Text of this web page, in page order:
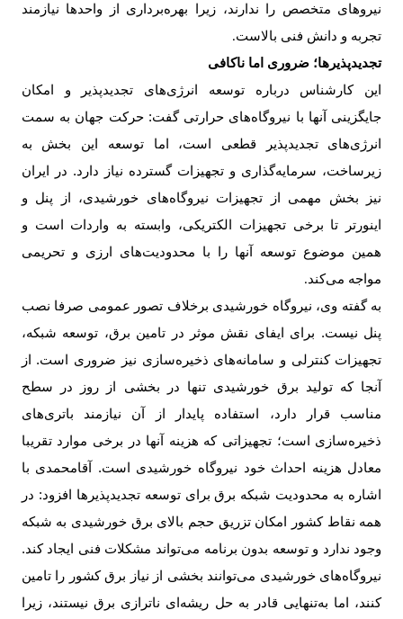
نیروهای متخصص را ندارند، زیرا بهره‌برداری از واحدها نیازمند
تجربه و دانش فنی بالاست.
تجدیدپذیرها؛ ضروری اما ناکافی
این کارشناس درباره توسعه انرژی‌های تجدیدپذیر و امکان
جایگزینی آنها با نیروگاه‌های حرارتی گفت: حرکت جهان به سمت
انرژی‌های تجدیدپذیر قطعی است، اما توسعه این بخش به
زیرساخت، سرمایه‌گذاری و تجهیزات گسترده نیاز دارد. در ایران
نیز بخش مهمی از تجهیزات نیروگاه‌های خورشیدی، از پنل و
اینورتر تا برخی تجهیزات الکتریکی، وابسته به واردات است و
همین موضوع توسعه آنها را با محدودیت‌های ارزی و تحریمی
مواجه می‌کند.
به گفته وی، نیروگاه خورشیدی برخلاف تصور عمومی صرفا نصب
پنل نیست. برای ایفای نقش موثر در تامین برق، توسعه شبکه،
تجهیزات کنترلی و سامانه‌های ذخیره‌سازی نیز ضروری است. از
آنجا که تولید برق خورشیدی تنها در بخشی از روز در سطح
مناسب قرار دارد، استفاده پایدار از آن نیازمند باتری‌های
ذخیره‌سازی است؛ تجهیزاتی که هزینه آنها در برخی موارد تقریبا
معادل هزینه احداث خود نیروگاه خورشیدی است. آقامحمدی با
اشاره به محدودیت شبکه برق برای توسعه تجدیدپذیرها افزود: در
همه نقاط کشور امکان تزریق حجم بالای برق خورشیدی به شبکه
وجود ندارد و توسعه بدون برنامه می‌تواند مشکلات فنی ایجاد کند.
نیروگاه‌های خورشیدی می‌توانند بخشی از نیاز برق کشور را تامین
کنند، اما به‌تنهایی قادر به حل ریشه‌ای ناترازی برق نیستند، زیرا